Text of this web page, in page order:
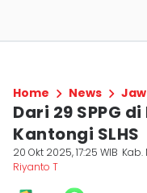
Home News
Dari 29 SPPG
Kantongi SLHS
20 Okt 2025, 17:25 WIB Kab.
Riyanto T